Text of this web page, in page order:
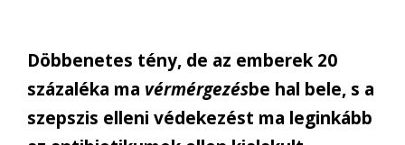
Döbbenetes tény, de az emberek 20
százaléka ma vérmérgezésbe hal bele, s a
szepszis elleni védekezést ma leginkább